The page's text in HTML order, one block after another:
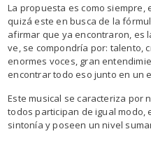
La propuesta es como siempre,
quizá este en busca de la
afirmar que ya encontraron, es
ve, se compondría por: talento,
enormes voces, gran
encontrar todo eso junto en un
Este musical se caracteriza por
todos participan de igual modo,
sintonía y poseen un nivel